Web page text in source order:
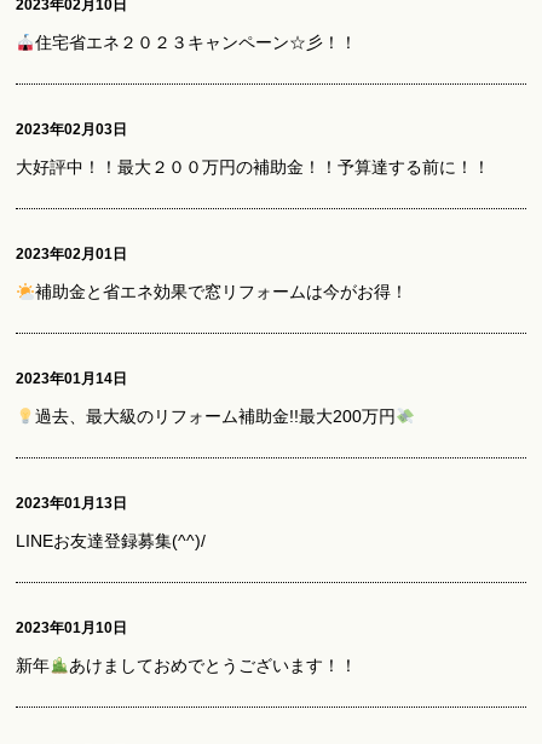
2023年02月10日
住宅省エネ２０２３キャンペーン☆彡！！
2023年02月03日
大好評中！！最大２００万円の補助金！！予算達する前に！！
2023年02月01日
補助金と省エネ効果で窓リフォームは今がお得！
2023年01月14日
過去、最大級のリフォーム補助金!!最大200万円
2023年01月13日
LINEお友達登録募集(^^)/
2023年01月10日
新年 あけましておめでとうございます！！